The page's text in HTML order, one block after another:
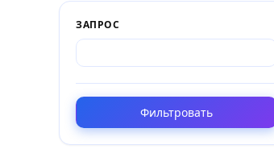
ЗАПРОС
Фильтровать